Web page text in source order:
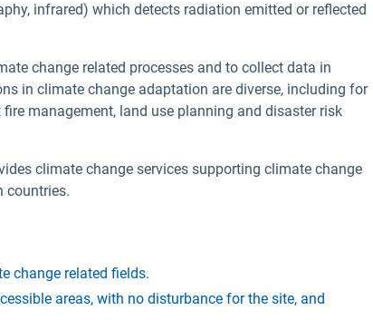
infrared) which detects radiation emitted or reflected
change related processes and to collect data in
in climate change adaptation are diverse, including for
management, land use planning and disaster risk
climate change services supporting climate change
countries.
change related fields.
areas, with no disturbance for the site, and